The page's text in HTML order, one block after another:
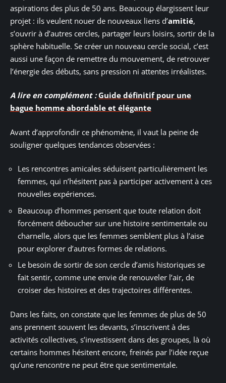
aspirations des plus de 50 ans. Beaucoup élargissent leur
projet : ils veulent nouer de nouveaux liens d’amitié,
s’ouvrir à d’autres cercles, partager leurs loisirs, sortir de la
sphère habituelle. Se créer un nouveau cercle social, c’est
aussi une façon de remettre du mouvement, de retrouver
l’énergie des débuts, sans pression ni attentes irréalistes.
A lire en complément : Guide définitif pour une
bague homme abordable et élégante
Avant d’approfondir ce phénomène, il vaut la peine de
souligner quelques tendances observées :
Les rencontres amicales séduisent particulièrement les
femmes, qui n’hésitent pas à participer activement à ces
nouvelles expériences.
Beaucoup d’hommes pensent que toute relation doit
forcément déboucher sur une histoire sentimentale ou
charnelle, alors que les femmes semblent plus à l’aise
pour explorer d’autres formes de relations.
Le besoin de sortir de son cercle d’amis historiques se
fait sentir, comme une envie de renouveler l’air, de
croiser des histoires et des trajectoires différentes.
Dans les faits, on constate que les femmes de plus de 50
ans prennent souvent les devants, s’inscrivent à des
activités collectives, s’investissent dans des groupes, là où
certains hommes hésitent encore, freinés par l’idée reçue
qu’une rencontre ne peut être que sentimentale.